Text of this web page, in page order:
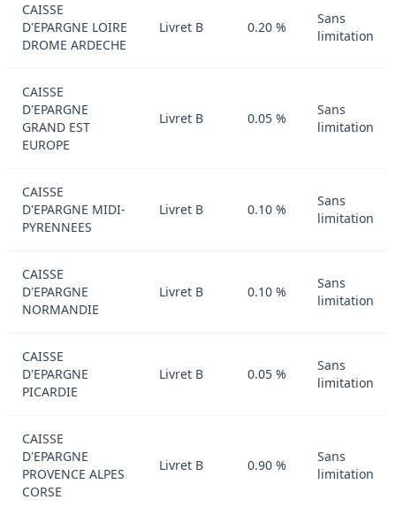
CAISSE
D'EPARGNE LOIRE
DROME ARDECHE
Livret B 0.20 %
Sans
limitation
CAISSE
D'EPARGNE
GRAND EST
EUROPE
Livret B 0.05 %
Sans
limitation
CAISSE
D'EPARGNE MIDI-
PYRENNEES
Livret B 0.10 %
Sans
limitation
CAISSE
D'EPARGNE
NORMANDIE
Livret B 0.10 %
Sans
limitation
CAISSE
D'EPARGNE
PICARDIE
Livret B 0.05 %
Sans
limitation
CAISSE
D'EPARGNE
PROVENCE ALPES
CORSE
Livret B 0.90 %
Sans
limitation